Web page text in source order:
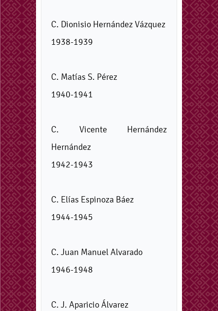
C. Dionisio Hernández Vázquez
1938-1939
C. Matías S. Pérez
1940-1941
C. Vicente Hernández
Hernández
1942-1943
C. Elías Espinoza Báez
1944-1945
C. Juan Manuel Alvarado
1946-1948
C. J. Aparicio Álvarez